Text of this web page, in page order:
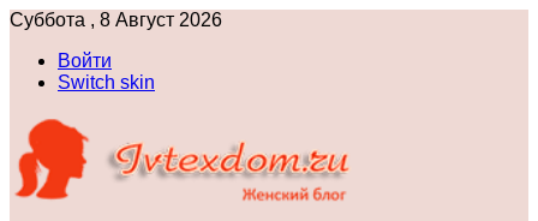
Суббота , 8 Август 2026
Войти
Switch skin